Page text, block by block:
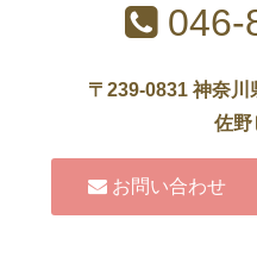
046-
〒239-0831 神奈川
佐野
お問い合わせ